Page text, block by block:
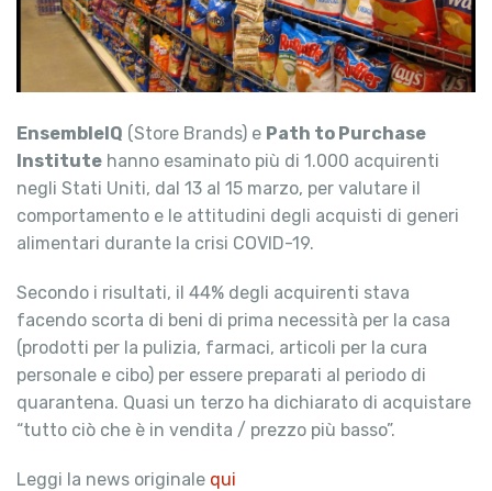
EnsembleIQ (Store Brands) e Path to Purchase
Institute hanno esaminato più di 1.000 acquirenti
negli Stati Uniti, dal 13 al 15 marzo, per valutare il
comportamento e le attitudini degli acquisti di generi
alimentari durante la crisi COVID-19.
Secondo i risultati, il 44% degli acquirenti stava
facendo scorta di beni di prima necessità per la casa
(prodotti per la pulizia, farmaci, articoli per la cura
personale e cibo) per essere preparati al periodo di
quarantena. Quasi un terzo ha dichiarato di acquistare
“tutto ciò che è in vendita / prezzo più basso”.
Leggi la news originale qui